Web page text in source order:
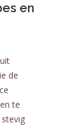
en
de
te